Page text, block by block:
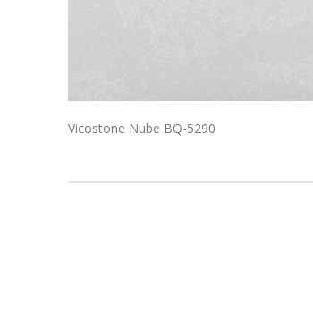
Vicostone Nube BQ-5290